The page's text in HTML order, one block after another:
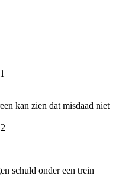
kan zien dat misdaad niet
schuld onder een trein